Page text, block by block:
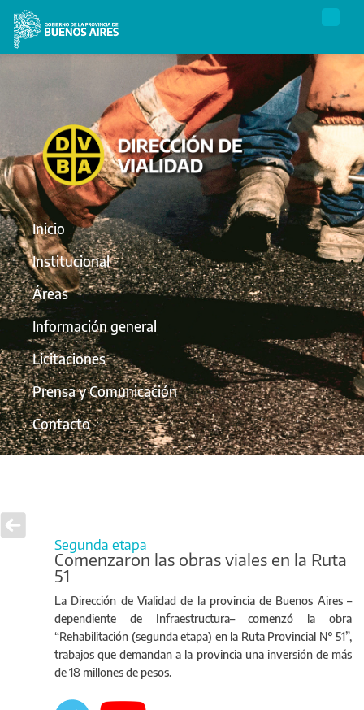
Inicio
Institucional
Áreas
Información general
Licitaciones
Prensa y Comunicación
Contacto
Segunda etapa
Comenzaron las obras viales en la Ruta
51
La Dirección de Vialidad de la provincia de Buenos Aires –
dependiente de Infraestructura– comenzó la obra
“Rehabilitación (segunda etapa) en la Ruta Provincial N° 51”,
trabajos que demandan a la provincia una inversión de más
de 18 millones de pesos.